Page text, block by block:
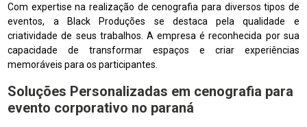
Com expertise na realização de cenografia para diversos tipos de
eventos, a Black Produções se destaca pela qualidade e
criatividade de seus trabalhos. A empresa é reconhecida por sua
capacidade de transformar espaços e criar experiências
memoráveis para os participantes.
Soluções Personalizadas em cenografia para
evento corporativo no paraná